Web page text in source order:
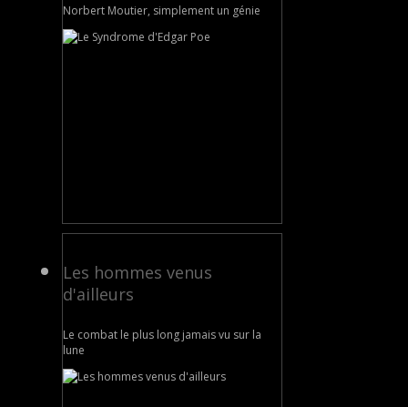
Norbert Moutier, simplement un génie
Les hommes venus
d'ailleurs
Le combat le plus long jamais vu sur la
lune